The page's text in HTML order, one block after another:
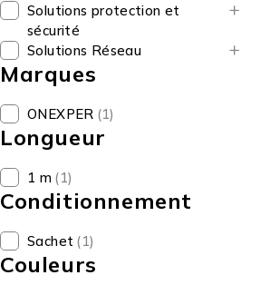
Solutions protection et
sécurité
Solutions Réseau
Marques
ONEXPER (1)
Longueur
1 m (1)
Conditionnement
Sachet (1)
Couleurs